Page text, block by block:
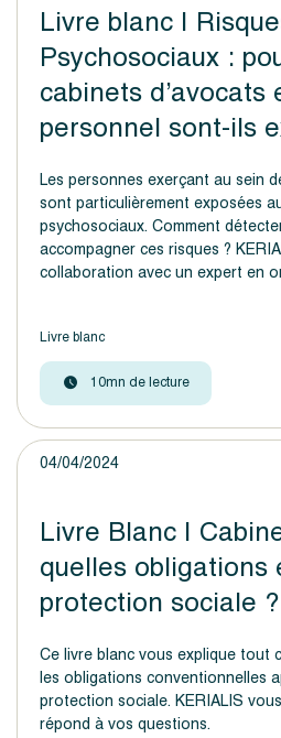
Livre blanc |
Psychosociaux :
cabinets d’avocats
personnel sont-ils
Les personnes exerçant au sein
sont particulièrement exposées
psychosociaux. Comment
accompagner ces risques ?
collaboration avec un expert en
Livre blanc
10mn de lecture
04/04/2024
Livre Blanc |
quelles obligations
protection sociale ?
Ce livre blanc vous explique tout
les obligations conventionnelles
protection sociale. KERIALIS
répond à vos questions.